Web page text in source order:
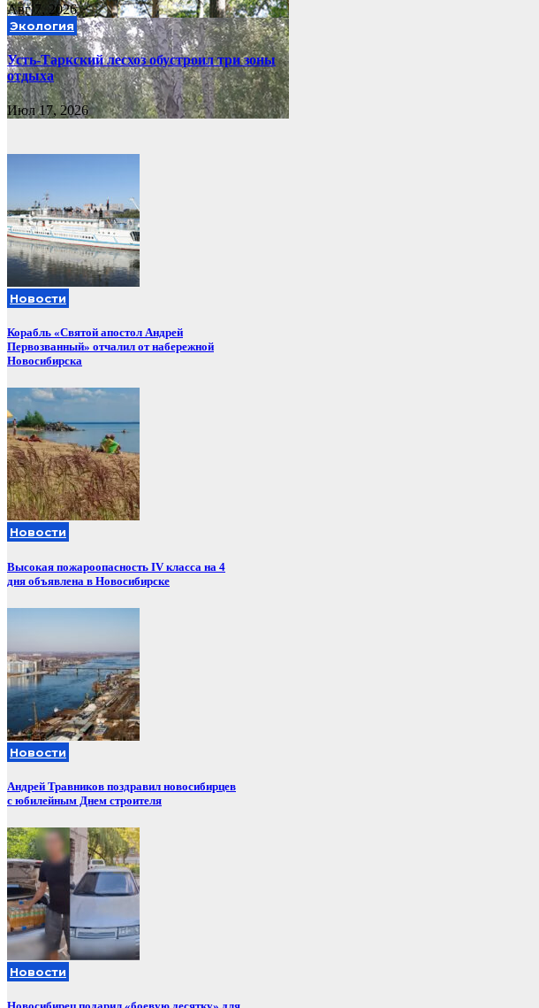
Авг 7, 2026
Экология
Усть-Таркский лесхоз обустроил три зоны
отдыха
Июл 17, 2026
Новости
Корабль «Святой апостол Андрей
Первозванный» отчалил от набережной
Новосибирска
Новости
Высокая пожароопасность IV класса на 4
дня объявлена в Новосибирске
Новости
Андрей Травников поздравил новосибирцев
с юбилейным Днем строителя
Новости